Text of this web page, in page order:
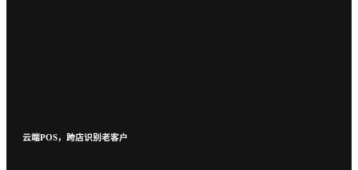
云端POS，跨店识别老客户